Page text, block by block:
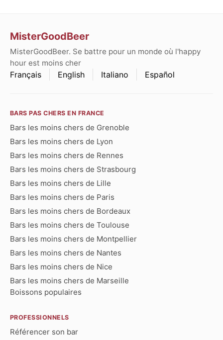
MisterGoodBeer
MisterGoodBeer. Se battre pour un monde où l'happy
hour est moins cher
Français English Italiano Español
BARS PAS CHERS EN FRANCE
Bars les moins chers de Grenoble
Bars les moins chers de Lyon
Bars les moins chers de Rennes
Bars les moins chers de Strasbourg
Bars les moins chers de Lille
Bars les moins chers de Paris
Bars les moins chers de Bordeaux
Bars les moins chers de Toulouse
Bars les moins chers de Montpellier
Bars les moins chers de Nantes
Bars les moins chers de Nice
Bars les moins chers de Marseille
Boissons populaires
PROFESSIONNELS
Référencer son bar